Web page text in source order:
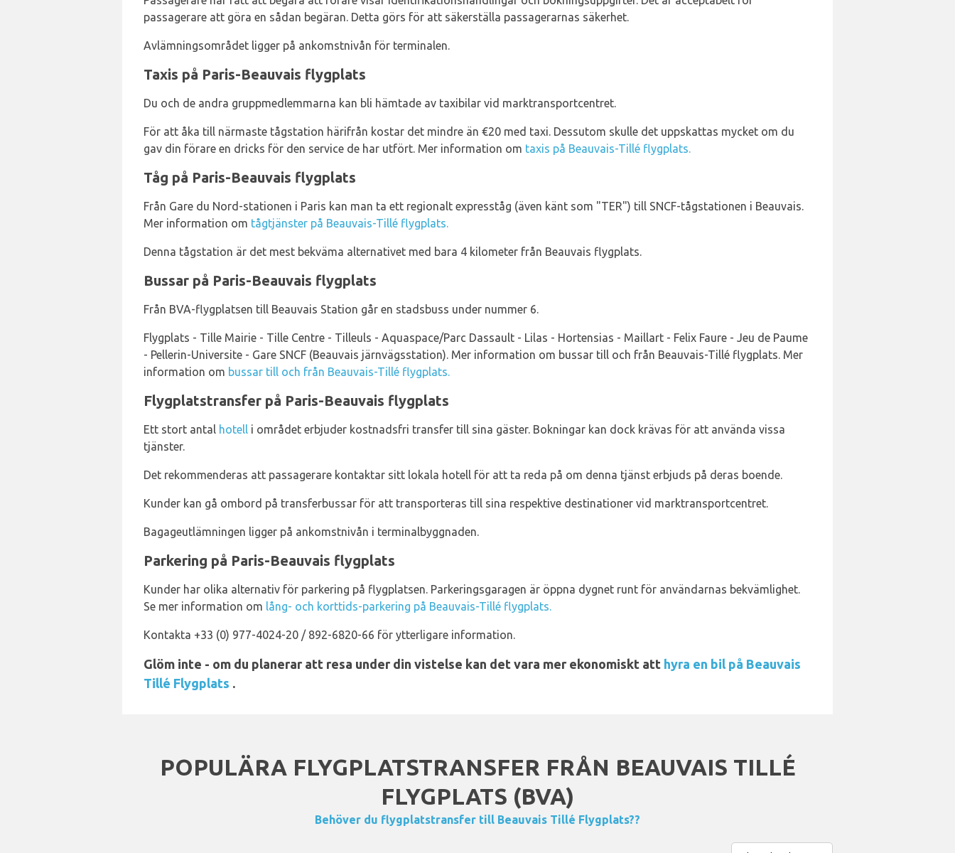
passagerare att göra en sådan begäran. Detta görs för att säkerställa passagerarnas säkerhet.
Avlämningsområdet ligger på ankomstnivån för terminalen.
Taxis på Paris-Beauvais flygplats
Du och de andra gruppmedlemmarna kan bli hämtade av taxibilar vid marktransportcentret.
För att åka till närmaste tågstation härifrån kostar det mindre än €20 med taxi. Dessutom skulle det uppskattas mycket om du
gav din förare en dricks för den service de har utfört. Mer information om taxis på Beauvais-Tillé flygplats.
Tåg på Paris-Beauvais flygplats
Från Gare du Nord-stationen i Paris kan man ta ett regionalt expresståg (även känt som "TER") till SNCF-tågstationen i Beauvais.
Mer information om tågtjänster på Beauvais-Tillé flygplats.
Denna tågstation är det mest bekväma alternativet med bara 4 kilometer från Beauvais flygplats.
Bussar på Paris-Beauvais flygplats
Från BVA-flygplatsen till Beauvais Station går en stadsbuss under nummer 6.
Flygplats - Tille Mairie - Tille Centre - Tilleuls - Aquaspace/Parc Dassault - Lilas - Hortensias - Maillart - Felix Faure - Jeu de Paume
- Pellerin-Universite - Gare SNCF (Beauvais järnvägsstation). Mer information om bussar till och från Beauvais-Tillé flygplats. Mer
information om bussar till och från Beauvais-Tillé flygplats.
Flygplatstransfer på Paris-Beauvais flygplats
Ett stort antal hotell i området erbjuder kostnadsfri transfer till sina gäster. Bokningar kan dock krävas för att använda vissa
tjänster.
Det rekommenderas att passagerare kontaktar sitt lokala hotell för att ta reda på om denna tjänst erbjuds på deras boende.
Kunder kan gå ombord på transferbussar för att transporteras till sina respektive destinationer vid marktransportcentret.
Bagageutlämningen ligger på ankomstnivån i terminalbyggnaden.
Parkering på Paris-Beauvais flygplats
Kunder har olika alternativ för parkering på flygplatsen. Parkeringsgaragen är öppna dygnet runt för användarnas bekvämlighet.
Se mer information om lång- och korttids-parkering på Beauvais-Tillé flygplats.
Kontakta +33 (0) 977-4024-20 / 892-6820-66 för ytterligare information.
Glöm inte - om du planerar att resa under din vistelse kan det vara mer ekonomiskt att hyra en bil på Beauvais
Tillé Flygplats .
POPULÄRA FLYGPLATSTRANSFER FRÅN BEAUVAIS TILLÉ
FLYGPLATS (BVA)
Behöver du flygplatstransfer till Beauvais Tillé Flygplats??